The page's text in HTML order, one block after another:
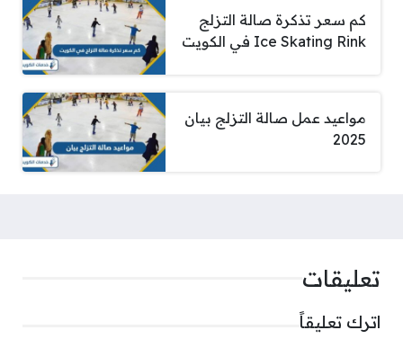
كم سعر تذكرة صالة التزلج
Ice Skating Rink في الكويت
مواعيد عمل صالة التزلج بيان
2025
تعليقات
اترك تعليقاً